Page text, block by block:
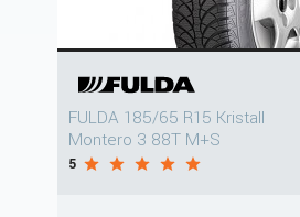
FULDA 185/65 R15 Kristall
Montero 3 88T M+S
5